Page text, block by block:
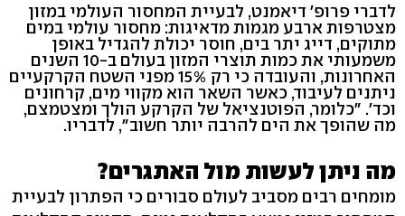
לדברי פרופ' דיאמנט, לבעיית המחסור העולמי במזון
מצטרפות ארבע מגמות מדאיגות: מחסור עולמי במים
מתוקים, דייג יתר בים, חוסר יכולת להגדיל באופן
משמעותי את כמות תוצרי המזון בעולם ב-10 השנים
האחרונות, והעובדה כי רק 15% מפני השטח הקרקעיים
ניתנים לעיבוד, כאשר השאר הוא מקווי מים, קרחונים
וכד'. "כלומר, הפוטנציאל של הקרקע הולך ומצטמצם,
מה שהופך את הים להרבה יותר חשוב", לדבריו.
מה ניתן לעשות מול האתגרים?
מומחים רבים מסביב לעולם סבורים כי הפתרון לבעיית